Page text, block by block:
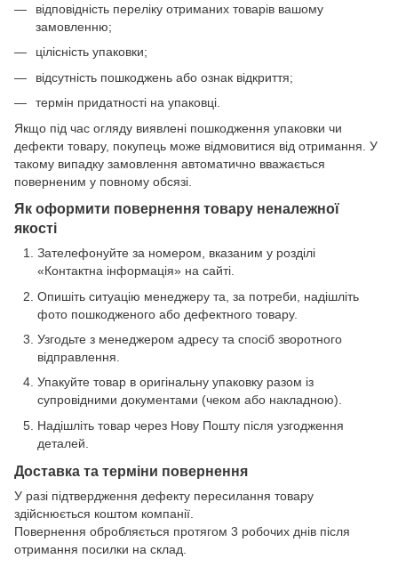
відповідність переліку отриманих товарів вашому
замовленню;
цілісність упаковки;
відсутність пошкоджень або ознак відкриття;
термін придатності на упаковці.
Якщо під час огляду виявлені пошкодження упаковки чи
дефекти товару, покупець може відмовитися від отримання. У
такому випадку замовлення автоматично вважається
поверненим у повному обсязі.
Як оформити повернення товару неналежної
якості
Зателефонуйте за номером, вказаним у розділі
«Контактна інформація» на сайті.
Опишіть ситуацію менеджеру та, за потреби, надішліть
фото пошкодженого або дефектного товару.
Узгодьте з менеджером адресу та спосіб зворотного
відправлення.
Упакуйте товар в оригінальну упаковку разом із
супровідними документами (чеком або накладною).
Надішліть товар через Нову Пошту після узгодження
деталей.
Доставка та терміни повернення
У разі підтвердження дефекту пересилання товару
здійснюється коштом компанії.
Повернення обробляється протягом 3 робочих днів після
отримання посилки на склад.